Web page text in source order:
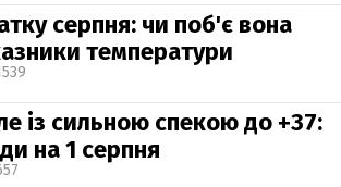
серпня: чи поб'є вона
температури
із сильною спекою до +37:
на 1 серпня